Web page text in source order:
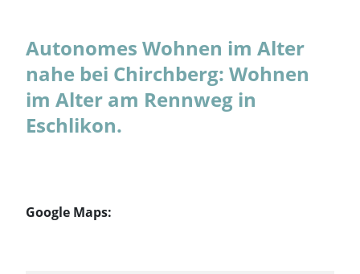
Autonomes Wohnen im Alter
nahe bei Chirchberg: Wohnen
im Alter am Rennweg in
Eschlikon.
Google Maps: